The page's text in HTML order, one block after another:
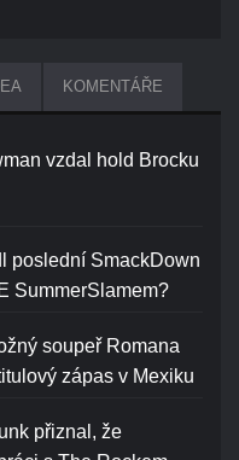
KOMENTÁŘE
vzdal hold Brocku
poslední SmackDown
SummerSlamem?
soupeř Romana
zápas v Mexiku
přiznal, že